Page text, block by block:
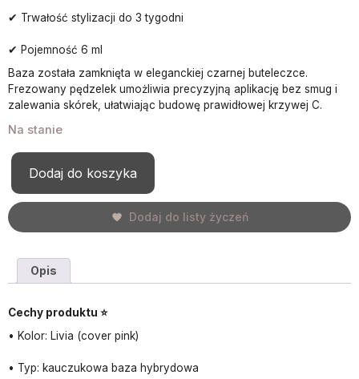
✔ Trwałość stylizacji do 3 tygodni
✔ Pojemność 6 ml
Baza została zamknięta w eleganckiej czarnej buteleczce.
Frezowany pędzelek umożliwia precyzyjną aplikację bez smug i
zalewania skórek, ułatwiając budowę prawidłowej krzywej C.
Na stanie
Dodaj do koszyka
Dodaj do listy życzeń
Opis
Cechy produktu ⭐
• Kolor: Livia (cover pink)
• Typ: kauczukowa baza hybrydowa